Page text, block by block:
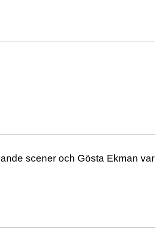
scener och Gösta Ekman var